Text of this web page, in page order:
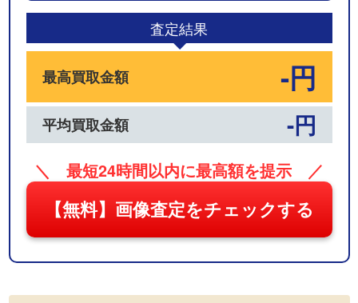
03
査定結果
最高買取金額 -円
平均買取金額 -円
＼ 最短24時間以内に最高額を提示 ／
【無料】画像査定をチェックする